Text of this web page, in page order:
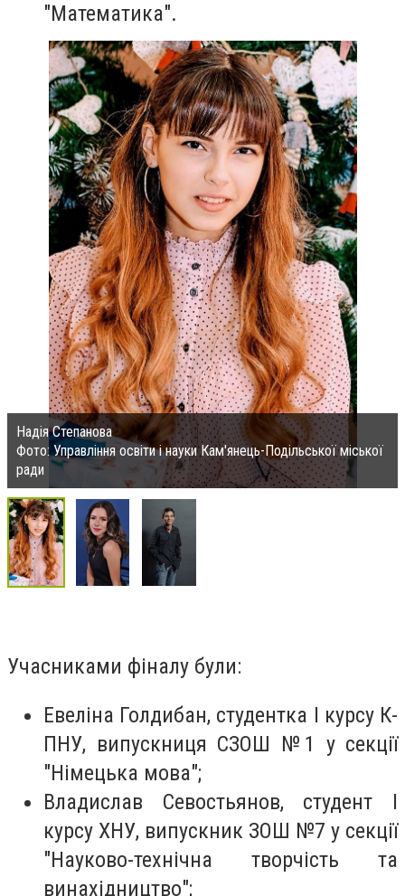
"Математика".
Надія Степанова
Фото: Управління освіти і науки Кам'янець-Подільської міської
ради
Учасниками фіналу були:
Евеліна Голдибан, студентка І курсу К-
ПНУ, випускниця СЗОШ №1 у секції
"Німецька мова";
Владислав Севостьянов, студент І
курсу ХНУ, випускник ЗОШ №7 у секції
"Науково-технічна творчість та
винахідництво";